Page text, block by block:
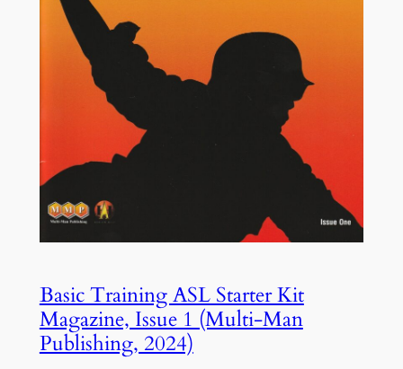
Basic Training ASL Starter Kit
Magazine, Issue 1 (Multi-Man
Publishing, 2024)